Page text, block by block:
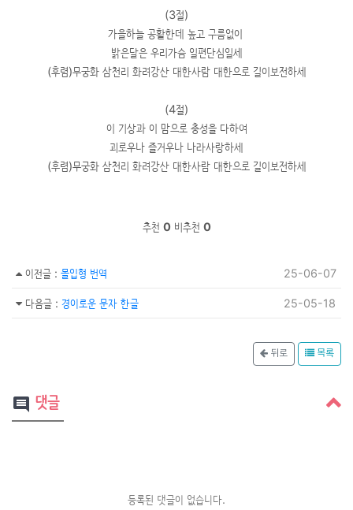
(3절)
가을하늘 공활한데 높고 구름없이
밝은달은 우리가슴 일편단심일세
(후렴)무궁화 삼천리 화려강산 대한사람 대한으로 길이보전하세
(4절)
이 기상과 이 맘으로 충성을 다하여
괴로우나 즐거우나 나라사랑하세
(후렴)무궁화 삼천리 화려강산 대한사람 대한으로 길이보전하세
추천 0 비추천 0
이전글 : 몰입형 번역 25-06-07
다음글 : 경이로운 문자 한글 25-05-18
뒤로 목록
comment 댓글
등록된 댓글이 없습니다.